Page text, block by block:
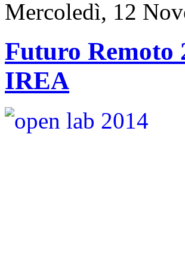
Mercoledì, 12
Futuro Remoto
IREA